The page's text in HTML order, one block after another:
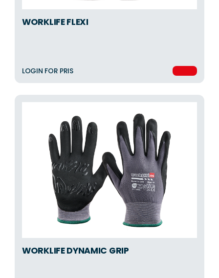
WORKLIFE FLEXI
LOGIN FOR PRIS
WORKLIFE DYNAMIC GRIP